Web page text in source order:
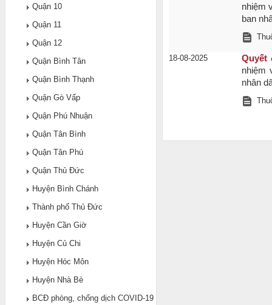
Quận 10
Quận 11
Quận 12
Quận Bình Tân
Quận Bình Thạnh
Quận Gò Vấp
Quận Phú Nhuận
Quận Tân Bình
Quận Tân Phú
Quận Thủ Đức
Huyện Bình Chánh
Thành phố Thủ Đức
Huyện Cần Giờ
Huyện Củ Chi
Huyện Hóc Môn
Huyện Nhà Bè
BCĐ phòng, chống dịch COVID-19
nhiệm
ban
18-08-2025
Quyết
nhiệm
nhân